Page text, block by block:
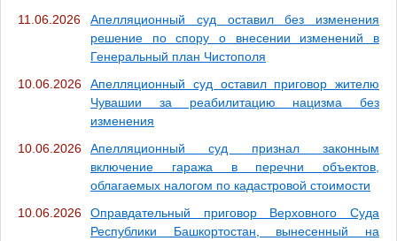
11.06.2026
Апелляционный суд оставил без изменения
решение по спору о внесении изменений в
Генеральный план Чистополя
10.06.2026
Апелляционный суд оставил приговор жителю
Чувашии за реабилитацию нацизма без
изменения
10.06.2026
Апелляционный суд признал законным
включение гаража в перечни объектов,
облагаемых налогом по кадастровой стоимости
10.06.2026
Оправдательный приговор Верховного Суда
Республики Башкортостан, вынесенный на